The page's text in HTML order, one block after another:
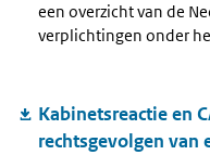
een overzicht van de
verplichtingen onder
Kabinetsreactie en
rechtsgevolgen van